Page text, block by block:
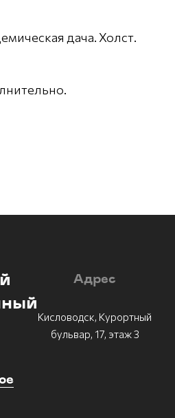
дача. Холст.
Адрес
Кисловодск, Курортный
бульвар, 17, этаж 3